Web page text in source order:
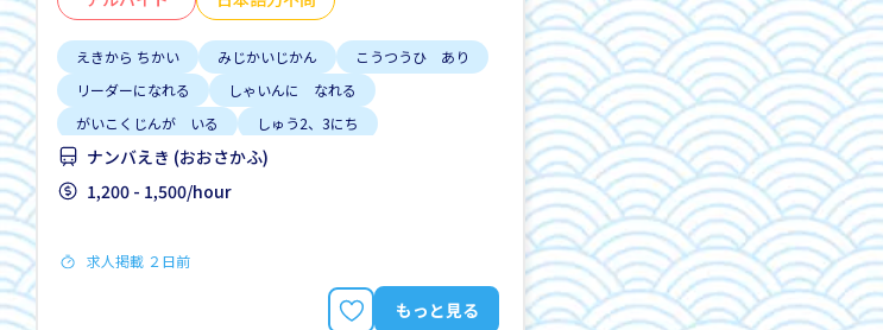
えきから ちかい みじかいじかん
こうつうひ あり
リーダーになれる
しゃいんに なれる
がいこくじんが いる
しゅう2、3にち
はじめて OK
じてんしゃ OK
ナンバえき (おおさかふ)
1,200 - 1,500/hour
求人掲載 ２日前
もっと見る